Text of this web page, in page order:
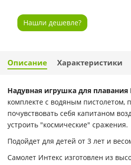
Нашли дешевле?
Описание Характеристики
Надувная игрушка для
комплекте с водяным пистолетом,
почувствовать себя капитаном
устроить "космические" сражения.
Подойдет для детей от 3 лет и
Самолет Интекс изготовлен из